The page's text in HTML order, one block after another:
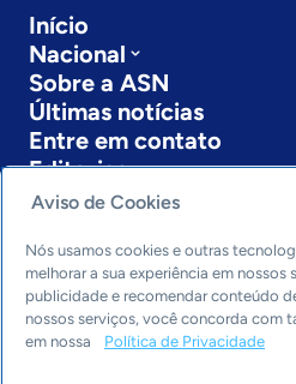
Início
Nacional
Sobre a ASN
Últimas notícias
Entre em contato
Editorias
Economia & Política
Inovação & Tecnologia
Cultura empreendedora
Dados
Arquivo
Aviso de Cookies
Nós usamos cookies e outras
melhorar a sua experiência em nossos
publicidade e recomendar conteúdo
nossos serviços, você concorda com
em nossa
Política de Privacidade